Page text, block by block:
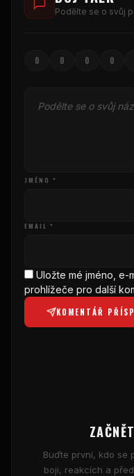
Podělte se o svůj
0 0 0 0
JMÉNO *
EMAIL *
Uložte mé jméno, e-
prohlížeče pro další
KOMENTÁŘ
Buďte první, kdo se
boji, reakcích a